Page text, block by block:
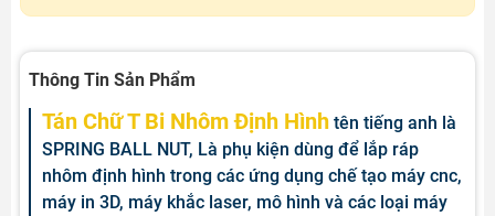
Thông Tin Sản Phẩm
Tán Chữ T Bi Nhôm Định Hình tên tiếng anh là
SPRING BALL NUT, Là phụ kiện dùng để lắp ráp
nhôm định hình trong các ứng dụng chế tạo máy cnc,
máy in 3D, máy khắc laser, mô hình và các loại máy